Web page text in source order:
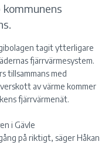
tagit ytterligare
fjärrvärmesystem.
tillsammans med
av värme kommer
fjärrvärmenät.
i Gävle
på riktigt, säger Håkan